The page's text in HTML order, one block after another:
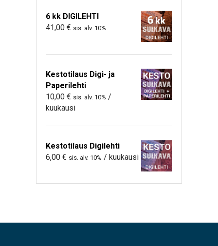
6 kk DIGILEHTI
41,00 € sis. alv. 10%
Kestotilaus Digi- ja
Paperilehti
10,00 € sis. alv. 10% /
kuukausi
Kestotilaus Digilehti
6,00 € sis. alv. 10% / kuukausi